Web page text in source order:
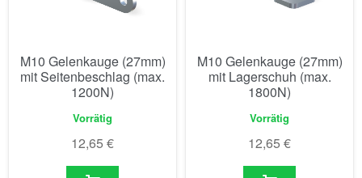
M10 Gelenkauge (27mm)
mit Seitenbeschlag (max.
1200N)
Vorrätig
12,65 €
M10 Gelenkauge (27mm)
mit Lagerschuh (max.
1800N)
Vorrätig
12,65 €